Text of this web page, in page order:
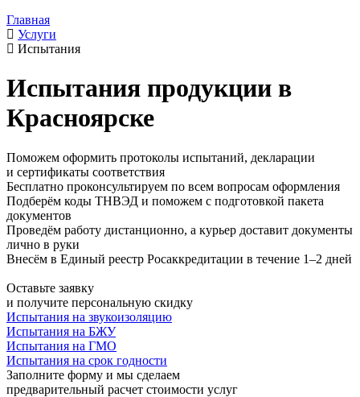
Главная
Услуги
Испытания
Испытания продукции в
Красноярске
Поможем оформить протоколы испытаний, декларации
и сертификаты соответствия
Бесплатно проконсультируем по всем вопросам оформления
Подберём коды ТНВЭД и поможем с подготовкой пакета
документов
Проведём работу дистанционно, а курьер доставит документы
лично в руки
Внесём в Единый реестр Росаккредитации в течение 1–2 дней
Оставьте заявку
и получите персональную скидку
Испытания на звукоизоляцию
Испытания на БЖУ
Испытания на ГМО
Испытания на срок годности
Заполните форму и мы сделаем
предварительный расчет стоимости услуг